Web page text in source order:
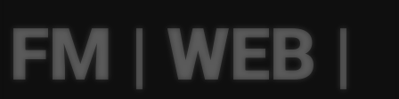
FM | WEB |